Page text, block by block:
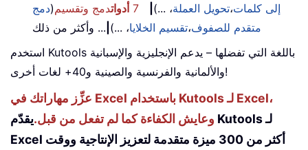
إلى كلمات،تحويل العملة، ...) 7 أدواتدمج وتقسيم (دمج
متقدم للصفوف،تقسيم الخلايا، ...) ... وأكثر من ذلك
استخدم Kutools باللغة التي تفضلها – يدعم الإنجليزية والإسبانية
والألمانية والفرنسية والصينية و40+ لغات أخرى!
عزِّز مهاراتك في Excel باستخدام Kutools لـ Excel،
وعايش الكفاءة كما لم تفعل من قبل.يقدّم Kutools لـ
Excel أكثر من 300 ميزة متقدمة لتعزيز الإنتاجية ووقت